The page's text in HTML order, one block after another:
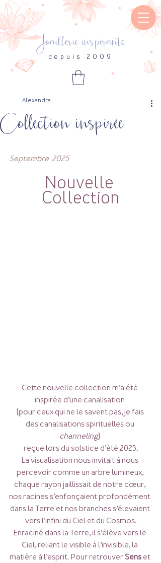
Joaillerie inspirante
depuis 2009
Collection inspirée
Alexandra
Septembre  2025
Nouvelle
Collection
Cette nouvelle collection m’a été
inspirée d’une canalisation
(pour ceux qui ne le savent pas, je fais
des canalisations spirituelles ou
channeling)
reçue lors du solstice d’été 2025.
La visualisation nous invitait à nous
percevoir comme un arbre lumineux,
chaque rayon jaillissait de notre cœur,
nos racines s’enfonçaient profondément
dans la Terre et nos branches s’élevaient
vers l’infini du Ciel et du Cosmos.
Enraciné dans la Terre, il s’élève vers le
Ciel, reliant le visible à l’invisible, la
matière à l’esprit. Pour retrouver Sens et